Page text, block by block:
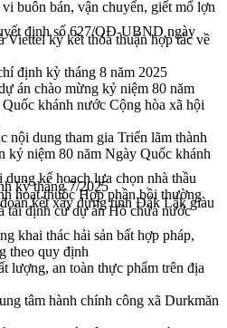
buôn bán, vận chuyển, giết mổ lợn
ký kết thỏa thuận hợp tác về
định kỳ tháng 8 năm 2025
án chào mừng kỷ niệm 80 năm
khánh nước Cộng hòa xã hội
nội dung tham gia Triển lãm thành
kỷ niệm 80 năm Ngày Quốc khánh
kỳ tháng 7/2025
kết xây dựng tỉnh Đắk Lắk giàu
khai thác hải sản bất hợp pháp,
theo quy định
lượng, an toàn thực phẩm trên địa
tâm hành chính công xã Durkmăn
định số 627/QĐ-UBND ngày
kế hoạch lựa chọn nhà thầu
hoạt thuộc Hợp phần bồi thường
tái định cư dự án Hồ chứa nước